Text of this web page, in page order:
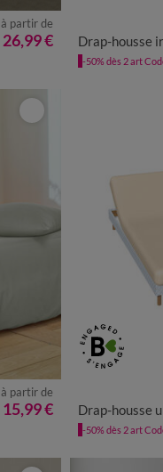
à partir de
26,99 € Drap-housse
-50% dès 2 art
à partir de
15,99 € Drap-housse uni sommier
-50% dès 2 art